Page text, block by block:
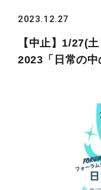
2023.12.27
【中止】1/27(
2023「日常の